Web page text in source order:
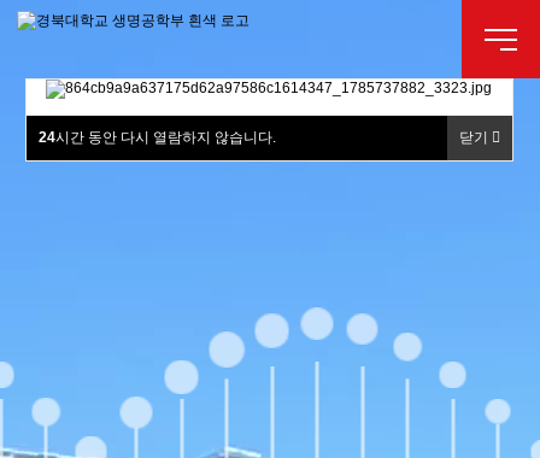
24시간 동안 다시 열람하지 않습니다. 닫기